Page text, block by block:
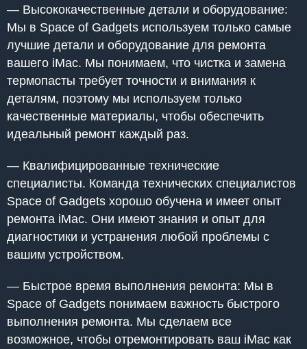
— Высококачественные детали и оборудование:
Мы в Space of Gadgets используем только самые
лучшие детали и оборудование для ремонта
вашего iMac. Мы понимаем, что чистка и замена
термопасты требует точности и внимания к
деталям, поэтому мы используем только
качественные материалы, чтобы обеспечить
идеальный ремонт каждый раз.
— Квалифицированные технические
специалисты. Команда технических специалистов
Space of Gadgets хорошо обучена и имеет опыт
ремонта iMac. Они имеют знания и опыт для
диагностики и устранения любой проблемы с
вашим устройством.
— Быстрое время выполнения ремонта: Мы в
Space of Gadgets понимаем важность быстрого
выполнения ремонта. Мы сделаем все
возможное, чтобы отремонтировать ваш iMac как